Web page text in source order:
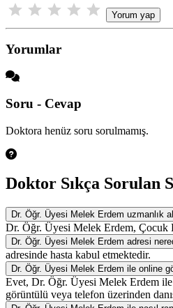
Yorum yap
Yorumlar
Soru - Cevap
Doktora henüz soru sorulmamış.
Doktor Sıkça Sorulan
Dr. Öğr. Üyesi Melek Erdem uzmanlık
Dr. Öğr. Üyesi Melek Erdem, Çocuk
Dr. Öğr. Üyesi Melek Erdem adresi
adresinde hasta kabul etmektedir.
Dr. Öğr. Üyesi Melek Erdem ile online
Evet, Dr. Öğr. Üyesi Melek Erdem
görüntülü veya telefon üzerinden